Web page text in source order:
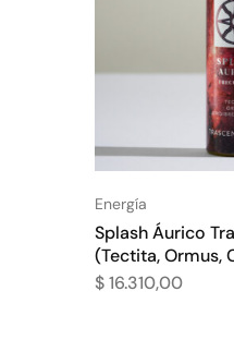
Energía
Splash Áurico
(Tectita, Ormus,
$16.310,00